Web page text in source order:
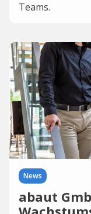
Teams.
News
abaut